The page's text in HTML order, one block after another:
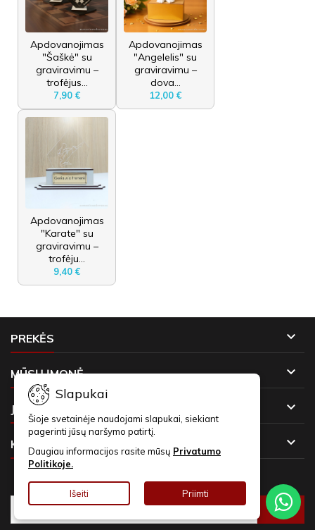
Apdovanojimas
"Šaškė" su
graviravimu –
trofėjus...
7,90 €
Apdovanojimas
"Angelelis" su
graviravimu –
dova...
12,00 €
Apdovanojimas
"Karate" su
graviravimu –
trofėju...
9,40 €
PREKĖS 
MŪSŲ ĮMONĖ 
JŪSŲ PASKYRA 
KONTAKTAI 
Slapukai
Šioje svetainėje naudojami slapukai, siekiant
pagerinti jūsų naršymo patirtį.
Daugiau informacijos rasite mūsų Privatumo
Politikoje.
Išeiti Priimti
NAUJIENLAIŠKIAI